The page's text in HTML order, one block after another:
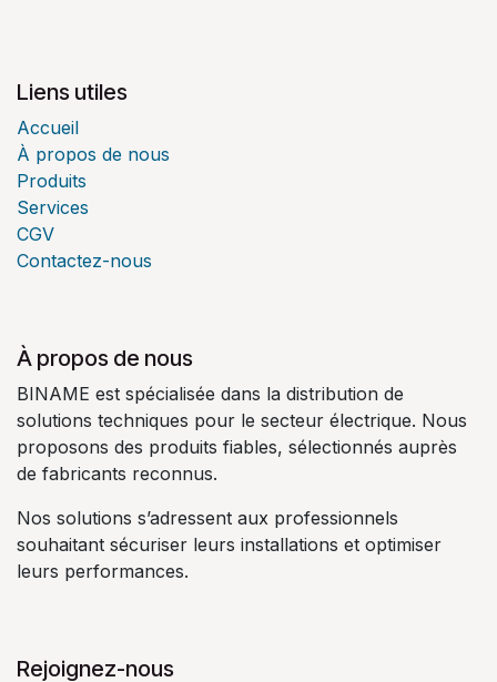
Liens utiles
Accueil
À propos de nous
Produits
Services
CGV
Contactez-nous
À propos de nous
BINAME est spécialisée dans la distribution de
solutions techniques pour le secteur électrique. Nous
proposons des produits fiables, sélectionnés auprès
de fabricants reconnus.
Nos solutions s’adressent aux professionnels
souhaitant sécuriser leurs installations et optimiser
leurs performances.
Rejoignez-nous